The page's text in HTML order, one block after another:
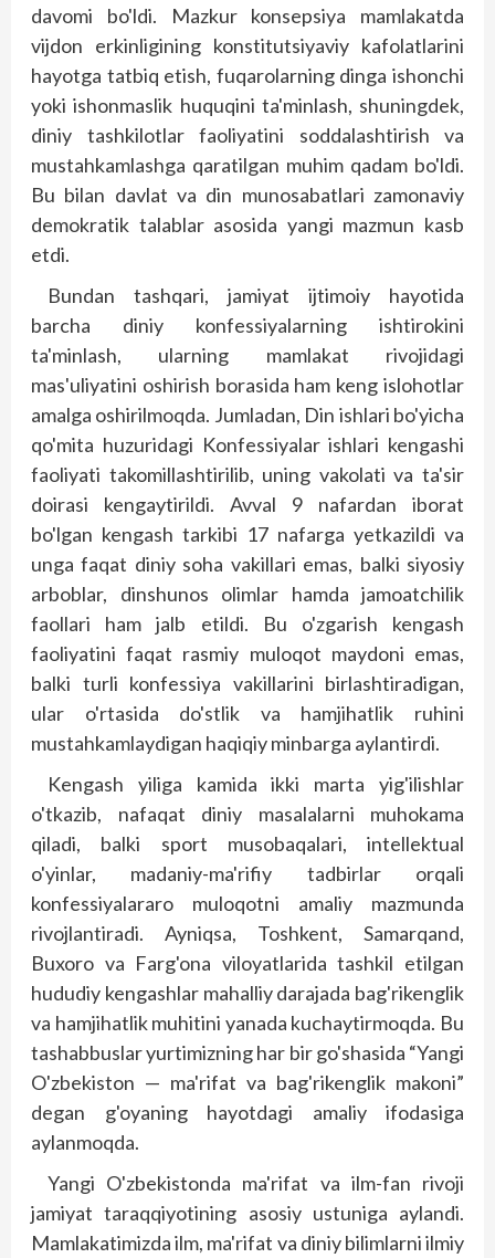
davomi bo'ldi. Mazkur konsepsiya mamlakatda
vijdon erkinligining konstitutsiyaviy kafolatlarini
hayotga tatbiq etish, fuqarolarning dinga ishonchi
yoki ishonmaslik huquqini ta'minlash, shuningdek,
diniy tashkilotlar faoliyatini soddalashtirish va
mustahkamlashga qaratilgan muhim qadam bo'ldi.
Bu bilan davlat va din munosabatlari zamonaviy
demokratik talablar asosida yangi mazmun kasb
etdi.
Bundan tashqari, jamiyat ijtimoiy hayotida
barcha diniy konfessiyalarning ishtirokini
ta'minlash, ularning mamlakat rivojidagi
mas'uliyatini oshirish borasida ham keng islohotlar
amalga oshirilmoqda. Jumladan, Din ishlari bo'yicha
qo'mita huzuridagi Konfessiyalar ishlari kengashi
faoliyati takomillashtirilib, uning vakolati va ta'sir
doirasi kengaytirildi. Avval 9 nafardan iborat
bo'lgan kengash tarkibi 17 nafarga yetkazildi va
unga faqat diniy soha vakillari emas, balki siyosiy
arboblar, dinshunos olimlar hamda jamoatchilik
faollari ham jalb etildi. Bu o'zgarish kengash
faoliyatini faqat rasmiy muloqot maydoni emas,
balki turli konfessiya vakillarini birlashtiradigan,
ular o'rtasida do'stlik va hamjihatlik ruhini
mustahkamlaydigan haqiqiy minbarga aylantirdi.
Kengash yiliga kamida ikki marta yig'ilishlar
o'tkazib, nafaqat diniy masalalarni muhokama
qiladi, balki sport musobaqalari, intellektual
o'yinlar, madaniy-ma'rifiy tadbirlar orqali
konfessiyalararo muloqotni amaliy mazmunda
rivojlantiradi. Ayniqsa, Toshkent, Samarqand,
Buxoro va Farg'ona viloyatlarida tashkil etilgan
hududiy kengashlar mahalliy darajada bag'rikenglik
va hamjihatlik muhitini yanada kuchaytirmoqda. Bu
tashabbuslar yurtimizning har bir go'shasida “Yangi
O'zbekiston — ma'rifat va bag'rikenglik makoni”
degan g'oyaning hayotdagi amaliy ifodasiga
aylanmoqda.
Yangi O'zbekistonda ma'rifat va ilm-fan rivoji
jamiyat taraqqiyotining asosiy ustuniga aylandi.
Mamlakatimizda ilm, ma'rifat va diniy bilimlarni ilmiy